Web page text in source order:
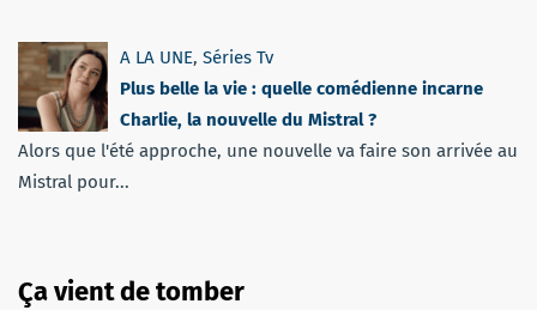
A LA UNE, Séries Tv
Plus belle la vie : quelle comédienne incarne
Charlie, la nouvelle du Mistral ?
Alors que l'été approche, une nouvelle va faire son arrivée au
Mistral pour...
Ça vient de tomber